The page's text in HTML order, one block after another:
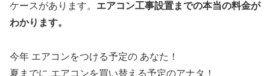
ケースがあります。 エアコン工事設置までの本当の料金が
わかります。
今年 エアコンをつける予定の あなた！
夏までに エアコンを買い替える予定のアナタ！